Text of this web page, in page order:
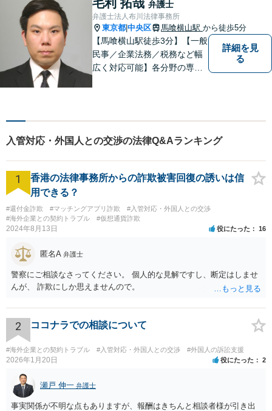
ら、迷わずご相談ください。
【電話・メール相談可】
毛利 拓哉 弁護士
弁護士法人布川法律事務所
東京都 中央区 馬喰横山駅 から徒歩5分
【馬喰横山駅徒歩3分】【一般
民事／企業法務／税務など幅
広く対応可能】各分野の専門
明るい未来を作っていけるよ
う精進いたします。まずはご
相談を！
詳細を見
る
入管対応・外国人との交渉の法律Q&Aランキング
1
香港の法律事務所からの詐欺被害回復の誘いは信
用できる？
#還付金詐欺 #マッチングアプリ詐欺
#入管対応・外国人との交渉
#海外企業との契約トラブル
#仮想通貨詐欺
2024年8月13日 役にたった 16
匿名A 弁護士
警察にご相談なさってください。 個人的な見解ですし、断定はしませ
んが、 詐欺にしか思えませんので。
2 ココナラでの相談について
#海外企業との契約トラブル #入管対応・外国人との交渉 #外国人の訴訟支援
2026年1月20日 役にたった 2
瀬戸 伸一 弁護士
事実関係が不明な点もありますが、報酬はきちんと相談者様が引き出